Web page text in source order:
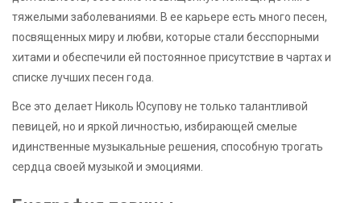
тяжелыми заболеваниями. В ее карьере есть много песен,
посвященных миру и любви, которые стали бесспорными
хитами и обеспечили ей постоянное присутствие в чартах и
списке лучших песен года.
Все это делает Николь Юсупову не только талантливой
певицей, но и яркой личностью, избирающей смелые
идинственные музыкальные решения, способную трогать
сердца своей музыкой и эмоциями.